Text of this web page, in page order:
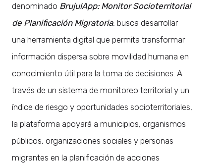
denominado BrujulApp: Monitor Socioterritorial
de Planificación Migratoria, busca desarrollar
una herramienta digital que permita transformar
información dispersa sobre movilidad humana en
conocimiento útil para la toma de decisiones. A
través de un sistema de monitoreo territorial y un
índice de riesgo y oportunidades socioterritoriales,
la plataforma apoyará a municipios, organismos
públicos, organizaciones sociales y personas
migrantes en la planificación de acciones